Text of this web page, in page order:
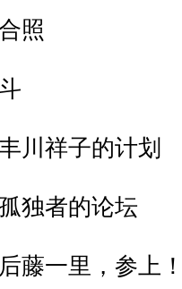
照
川祥子的计划
独者的论坛
藤一里，参上